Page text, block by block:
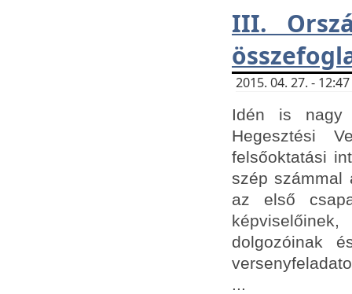
III.
2015. 04. 27. -
Idén is nagy
Hegesztési
felsőoktatási
szép számmal
az első
dolgozóinak
...